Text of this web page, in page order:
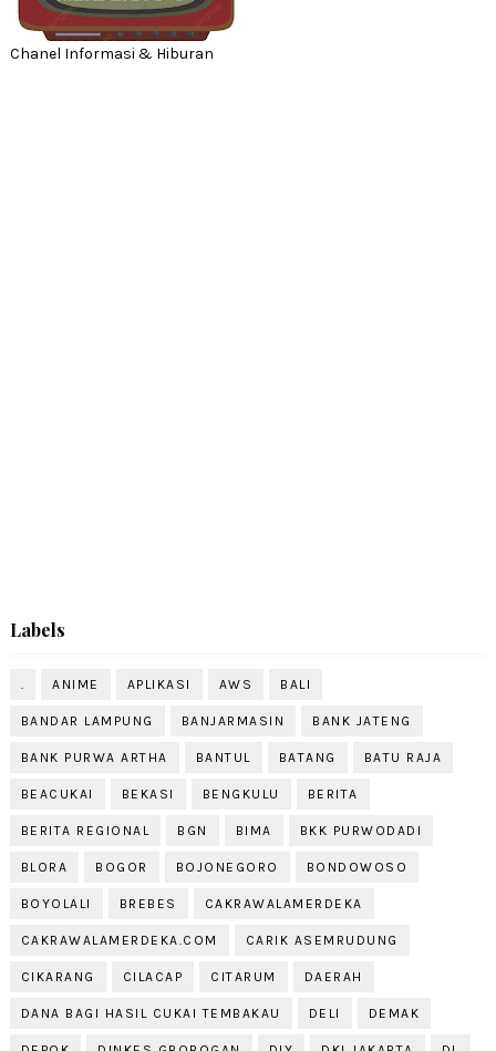
Chanel Informasi & Hiburan
Labels
ANIME APLIKASI AWS BALI
BANDAR LAMPUNG BANJARMASIN BANK JATENG
BANK PURWA ARTHA BANTUL BATANG BATU RAJA
BEACUKAI BEKASI BENGKULU BERITA
BERITA REGIONAL BGN BIMA BKK PURWODADI
BLORA BOGOR BOJONEGORO BONDOWOSO
BOYOLALI BREBES CAKRAWALAMERDEKA
CAKRAWALAMERDEKA.COM CARIK ASEMRUDUNG
CIKARANG CILACAP CITARUM DAERAH
DANA BAGI HASIL CUKAI TEMBAKAU DELI DEMAK